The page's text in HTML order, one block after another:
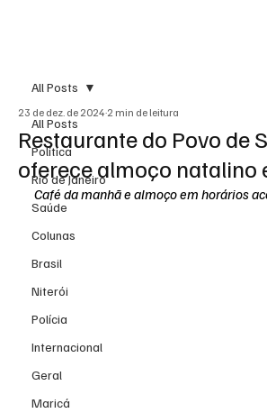
All Posts
Política
Rio de Janeiro
Saúde
Colunas
Brasil
Niterói
Polícia
Internacional
Geral
Maricá
All Posts
Restaurante do Povo de
oferece almoço natalino
23 de dez. de 2024 2 min de leitura
Café da manhã e almoço em horários